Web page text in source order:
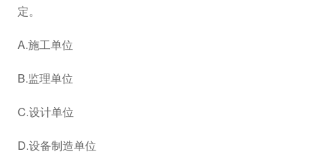
定。
A.施工单位
B.监理单位
C.设计单位
D.设备制造单位